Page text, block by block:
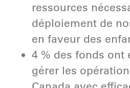
ressources
déploiement de
en faveur des
4 % des fonds ont
gérer les